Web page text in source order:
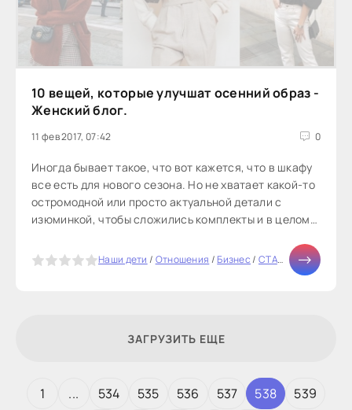
10 вещей, которые улучшат осенний образ -
Женский блог.
11 фев 2017, 07:42 0
Иногда бывает такое, что вот кажется, что в шкафу
все есть для нового сезона. Но не хватает какой-то
остромодной или просто актуальной детали с
изюминкой, чтобы сложились комплекты и в целом
Наши дети / Отношения /Бизнес/ СТАТЬИ /Мода
ЗАГРУЗИТЬ ЕЩЕ
1 ... 534 535 536 537 538
539